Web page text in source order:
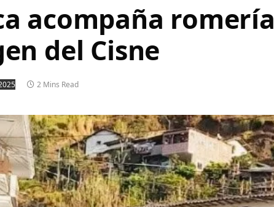
acompaña romería
del Cisne
2 Mins Read